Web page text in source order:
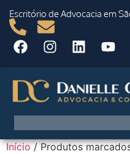
Escritório de Advocacia em
Início/ Produtos